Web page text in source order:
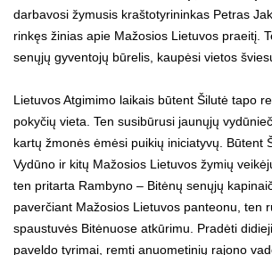
darbavosi žymusis kraštotyrininkas Petras
rinkęs žinias apie Mažosios Lietuvos praeitį.
senųjų gyventojų būrelis, kaupėsi vietos
Lietuvos Atgimimo laikais būtent Šilutė tapo
pokyčių vieta. Ten susibūrusi jaunųjų
kartų žmonės ėmėsi puikių iniciatyvų. Būtent
Vydūno ir kitų Mažosios Lietuvos žymių
ten pritarta Rambyno – Bitėnų senųjų
paverčiant Mažosios Lietuvos panteonu, ten
spaustuvės Bitėnuose atkūrimu. Pradėti
paveldo tyrimai, remti anuometinių rajono